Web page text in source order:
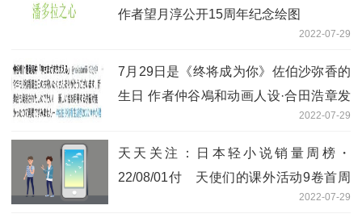
作者望月淳公开15周年纪念绘图
2022-07-29
7月29日是《终将成为你》佐伯沙弥香的
生日 作者仲谷鳰和动画人设·合田浩章发
2022-07-29
天天关注：日本轻小说销量周榜・
22/08/01付 天使们的课外活动9卷首周
2022-07-29